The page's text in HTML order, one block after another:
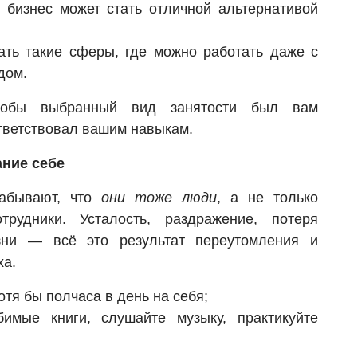
бизнес может стать отличной альтернативой
такие сферы, где можно работать даже с
выбранный вид занятости был вам
вашим навыкам.
себе
что они тоже люди, а не только
Усталость, раздражение, потеря
— всё это результат переутомления и
бы полчаса в день на себя;
книги, слушайте музыку, практикуйте